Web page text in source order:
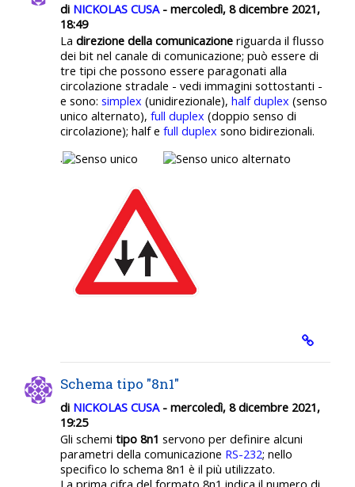
di NICKOLAS CUSA- mercoledì, 8 dicembre 2021,
18:49
La direzione della comunicazione riguarda il flusso
dei bit nel canale di comunicazione; può essere di
tre tipi che possono essere paragonati alla
circolazione stradale - vedi immagini sottostanti -
e sono: simplex (unidirezionale), half duplex (senso
unico alternato), full duplex (doppio senso di
circolazione); half e full duplex sono bidirezionali.
.
Schema tipo "8n1"
di NICKOLAS CUSA- mercoledì, 8 dicembre 2021,
19:25
Gli schemi tipo 8n1 servono per definire alcuni
parametri della comunicazione RS-232; nello
specifico lo schema 8n1 è il più utilizzato.
La prima cifra del formato 8n1 indica il numero di